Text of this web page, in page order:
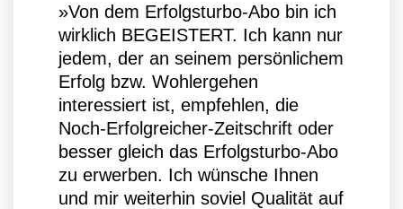
»Von dem Erfolgsturbo-Abo bin ich
wirklich BEGEISTERT. Ich kann nur
jedem, der an seinem persönlichem
Erfolg bzw. Wohlergehen
interessiert ist, empfehlen, die
Noch-Erfolgreicher-Zeitschrift oder
besser gleich das Erfolgsturbo-Abo
zu erwerben. Ich wünsche Ihnen
und mir weiterhin soviel Qualität auf